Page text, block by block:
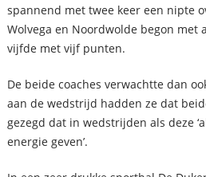
spannend met twee keer een nipte
Wolvega en Noordwolde begon met
vijfde met vijf punten.
De beide coaches verwachtte dan
aan de wedstrijd hadden ze dat
gezegd dat in wedstrijden als deze
energie geven’.